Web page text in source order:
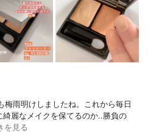
梅雨明けしましたね。これから毎日
麗なメイクを保てるのか..勝負の
を見る